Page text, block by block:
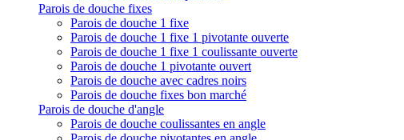
Parois de douche fixes
Parois de douche 1 fixe
Parois de douche 1 fixe 1 pivotante ouverte
Parois de douche 1 fixe 1 coulissante ouverte
Parois de douche 1 pivotante ouvert
Parois de douche avec cadres noirs
Parois de douche fixes bon marché
Parois de douche d'angle
Parois de douche coulissantes en angle